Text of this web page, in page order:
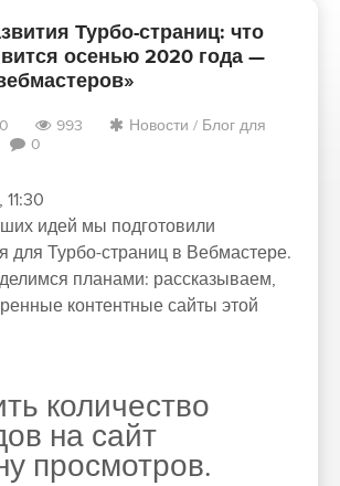
Турбо-страниц: что
осенью 2020 года —
993 Новости / Блог для
0
идей мы подготовили
для Турбо-страниц в Вебмастере.
планами: рассказываем,
контентные сайты этой
количество
на сайт
просмотров.